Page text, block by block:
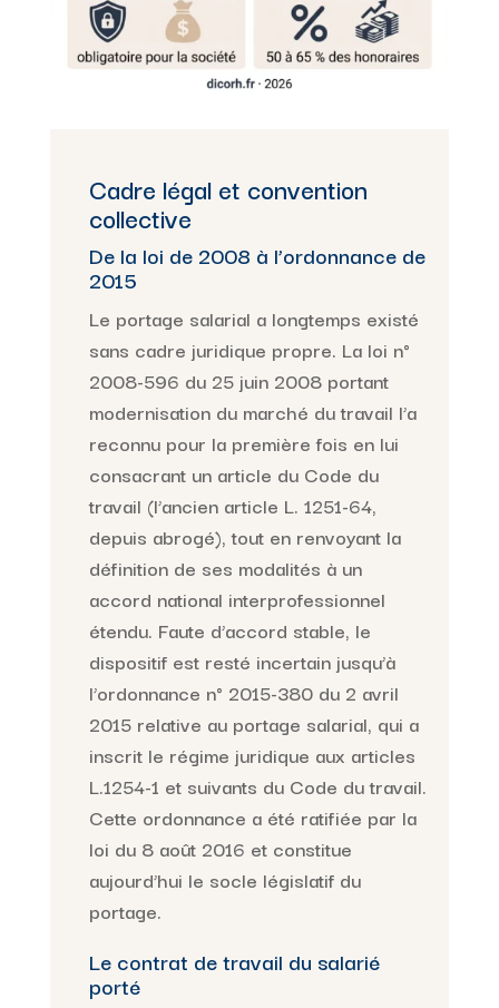
Cadre légal et convention
collective
De la loi de 2008 à l’ordonnance de
2015
Le portage salarial a longtemps existé
sans cadre juridique propre. La loi n°
2008-596 du 25 juin 2008 portant
modernisation du marché du travail l’a
reconnu pour la première fois en lui
consacrant un article du Code du
travail (l’ancien article L. 1251-64,
depuis abrogé), tout en renvoyant la
définition de ses modalités à un
accord national interprofessionnel
étendu. Faute d’accord stable, le
dispositif est resté incertain jusqu’à
l’ordonnance n° 2015-380 du 2 avril
2015 relative au portage salarial, qui a
inscrit le régime juridique aux articles
L.1254-1 et suivants du Code du travail.
Cette ordonnance a été ratifiée par la
loi du 8 août 2016 et constitue
aujourd’hui le socle législatif du
portage.
Le contrat de travail du salarié
porté